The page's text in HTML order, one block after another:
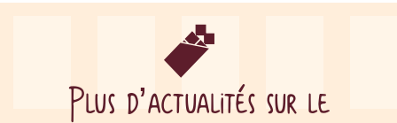
Plus d’actualités sur le